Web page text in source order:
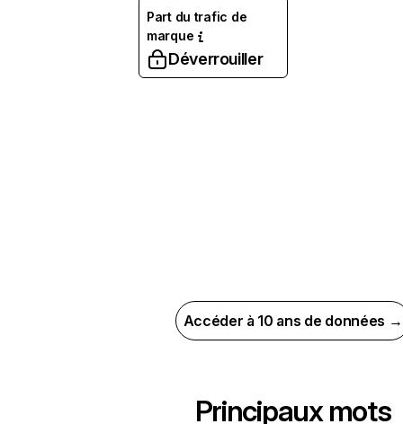
Part du trafic de
marque
Déverrouiller
Accéder à 10 ans de données →
Principaux mots